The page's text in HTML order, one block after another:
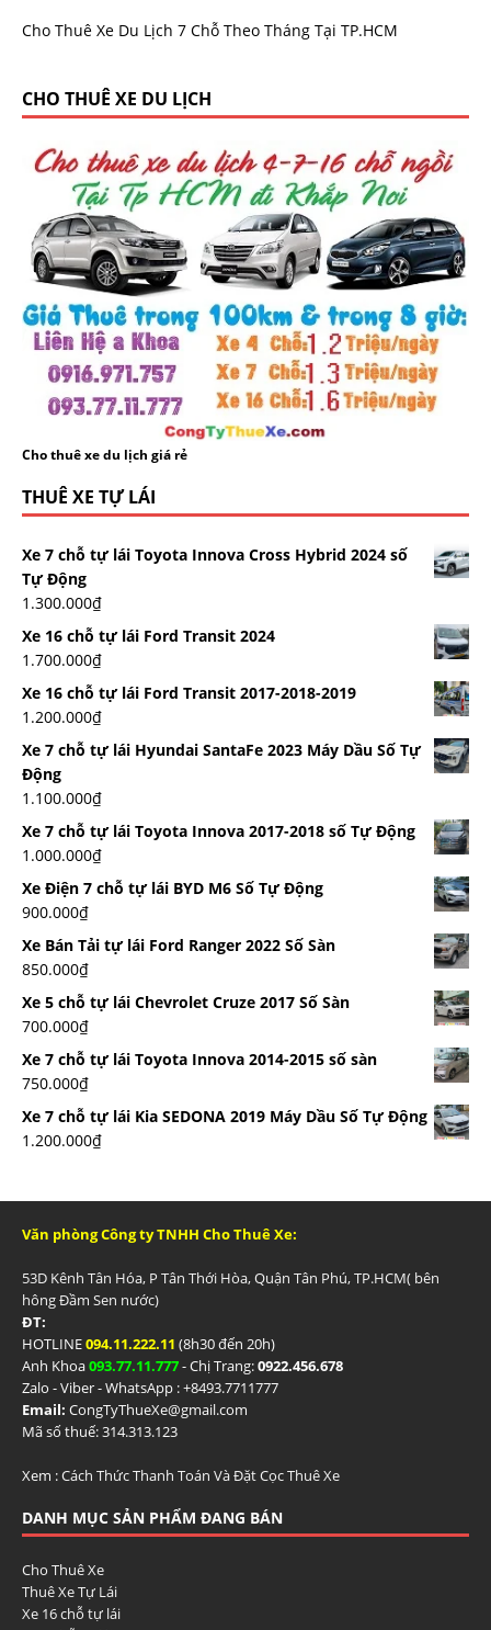
Cho Thuê Xe Du Lịch 7 Chỗ Theo Tháng Tại TP.HCM
CHO THUÊ XE DU LỊCH
Cho thuê xe du lịch giá rẻ
THUÊ XE TỰ LÁI
Xe 7 chỗ tự lái Toyota Innova Cross Hybrid 2024 số
Tự Động
1.300.000₫
Xe 16 chỗ tự lái Ford Transit 2024
1.700.000₫
Xe 16 chỗ tự lái Ford Transit 2017-2018-2019
1.200.000₫
Xe 7 chỗ tự lái Hyundai SantaFe 2023 Máy Dầu Số Tự
Động
1.100.000₫
Xe 7 chỗ tự lái Toyota Innova 2017-2018 số Tự Động
1.000.000₫
Xe Điện 7 chỗ tự lái BYD M6 Số Tự Động
900.000₫
Xe Bán Tải tự lái Ford Ranger 2022 Số Sàn
850.000₫
Xe 5 chỗ tự lái Chevrolet Cruze 2017 Số Sàn
700.000₫
Xe 7 chỗ tự lái Toyota Innova 2014-2015 số sàn
750.000₫
Xe 7 chỗ tự lái Kia SEDONA 2019 Máy Dầu Số Tự Động
1.200.000₫
Văn phòng Công ty TNHH Cho Thuê Xe:
53D Kênh Tân Hóa, P Tân Thới Hòa, Quận Tân Phú, TP.HCM( bên
hông Đầm Sen nước)
ĐT:
HOTLINE094.11.222.11 (8h30 đến 20h)
Anh Khoa093.77.11.777- Chị Trang:0922.456.678
Zalo - Viber - WhatsApp : +8493.7711777
Email: CongTyThueXe@gmail.com
Mã số thuế: 314.313.123
Xem :Cách Thức Thanh Toán Và Đặt Cọc Thuê Xe
DANH MỤC SẢN PHẨM ĐANG BÁN
Cho Thuê Xe
Thuê Xe Tự Lái
Xe 16 chỗ tự lái